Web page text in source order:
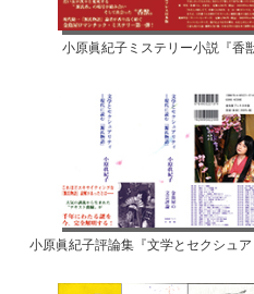
小原眞紀子ミステリー小説『香
小原眞紀子評論集『文学とセクシュア